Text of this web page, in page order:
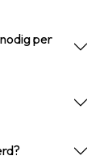
per